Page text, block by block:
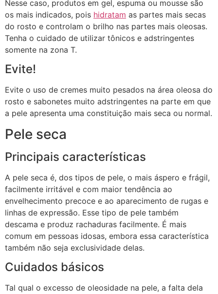
Nesse caso, produtos em gel, espuma ou mousse são
os mais indicados, pois hidratam as partes mais secas
do rosto e controlam o brilho nas partes mais oleosas.
Tenha o cuidado de utilizar tônicos e adstringentes
somente na zona T.
Evite!
Evite o uso de cremes muito pesados na área oleosa do
rosto e sabonetes muito adstringentes na parte em que
a pele apresenta uma constituição mais seca ou normal.
Pele seca
Principais características
A pele seca é, dos tipos de pele, o mais áspero e frágil,
facilmente irritável e com maior tendência ao
envelhecimento precoce e ao aparecimento de rugas e
linhas de expressão. Esse tipo de pele também
descama e produz rachaduras facilmente. É mais
comum em pessoas idosas, embora essa característica
também não seja exclusividade delas.
Cuidados básicos
Tal qual o excesso de oleosidade na pele, a falta dela